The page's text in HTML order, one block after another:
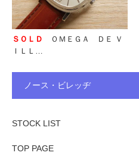
ＳＯＬＤ
ＯＭＥＧＡ ＤＥ Ｖ
ＩＬＬ…
ノース・ビレッヂ
STOCK LIST
TOP PAGE